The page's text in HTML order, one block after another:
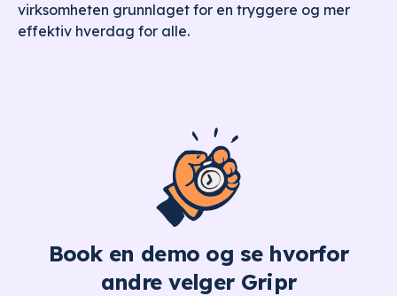
virksomheten grunnlaget for en tryggere og mer
effektiv hverdag for alle.
Book en demo og se hvorfor
andre velger Gripr